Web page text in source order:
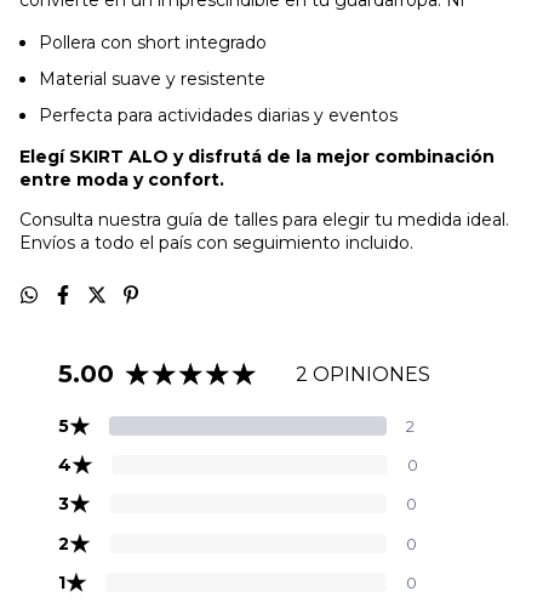
Pollera con short integrado
Material suave y resistente
Perfecta para actividades diarias y eventos
Elegí SKIRT ALO y disfrutá de la mejor combinación
entre moda y confort.
Consulta nuestra guía de talles para elegir tu medida ideal.
Envíos a todo el país con seguimiento incluido.
5.00 2 OPINIONES
5★ 2
4★ 0
3★ 0
2★ 0
1★ 0